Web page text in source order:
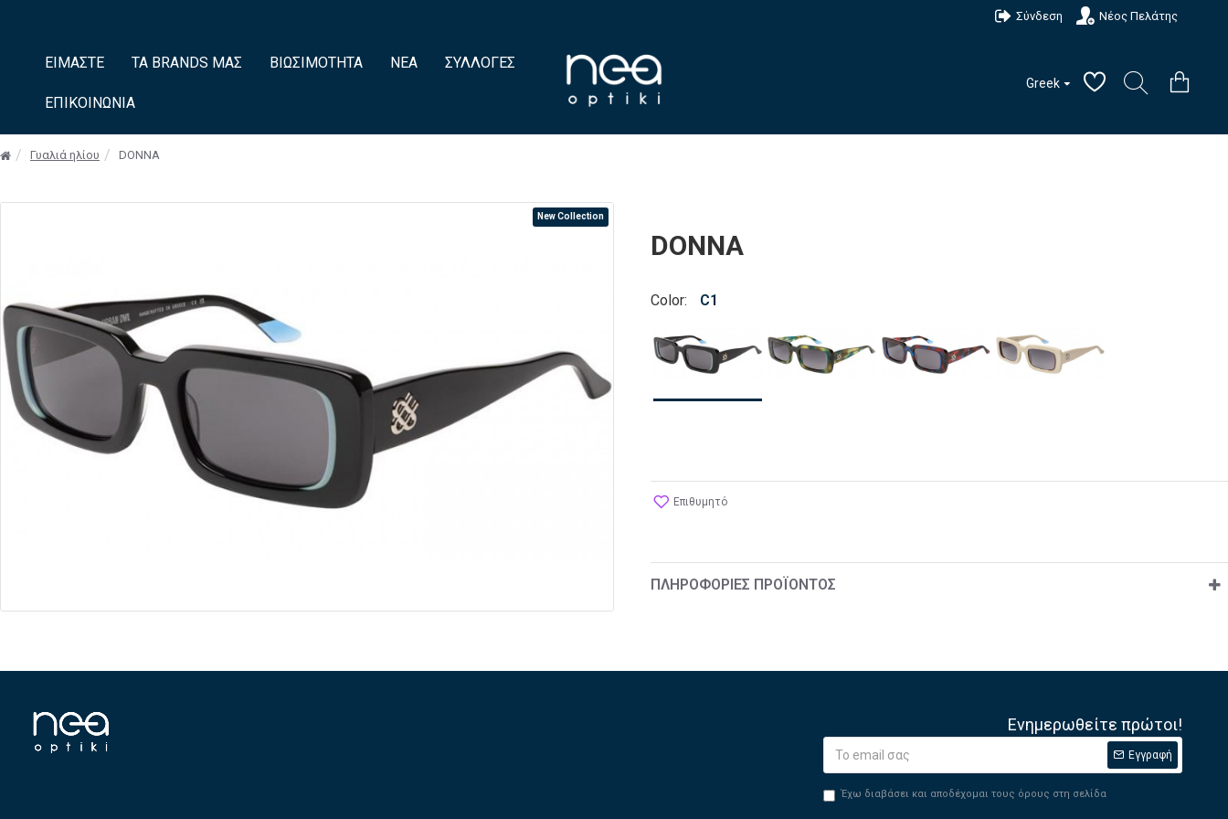
Σύνδεση Νέος Πελάτης
ΕΊΜΑΣΤΕ ΤΑ BRANDS ΜΑΣ ΒΙΩΣΙΜΌΤΗΤΑ ΝΈΑ ΣΥΛΛΟΓΈΣ
ΕΠΙΚΟΙΝΩΝΊΑ
Greek
Γυαλιά ηλίου DONNA
New Collection
DONNA
Color: C1
Επιθυμητό
ΠΛΗΡΟΦΟΡΊΕΣ ΠΡΟΪΌΝΤΟΣ
Ενημερωθείτε πρώτοι!
Εγγραφή
Έχω διαβάσει και αποδέχομαι τους όρους στη σελίδα